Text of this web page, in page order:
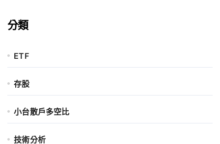
分類
ETF
存股
小台散戶多空比
技術分析